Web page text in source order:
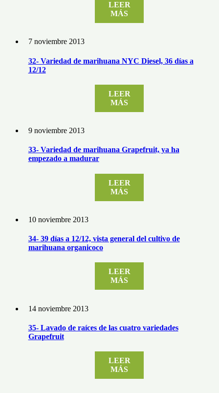
LEER
MÁS
7 noviembre 2013
32- Variedad de marihuana NYC Diesel, 36 días a
12/12
LEER
MÁS
9 noviembre 2013
33- Variedad de marihuana Grapefruit, ya ha
empezado a madurar
LEER
MÁS
10 noviembre 2013
34- 39 días a 12/12, vista general del cultivo de
marihuana organicoco
LEER
MÁS
14 noviembre 2013
35- Lavado de raíces de las cuatro variedades
Grapefruit
LEER
MÁS